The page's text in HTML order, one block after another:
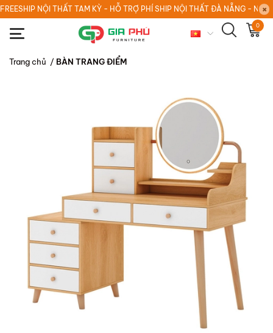
FREESHIP NỘI THẤT TAM KỲ - HỖ TRỢ PHÍ SHIP NỘI THẤT ĐÀ NẴNG - NỘI
0
Trang chủ / BÀN TRANG ĐIỂM